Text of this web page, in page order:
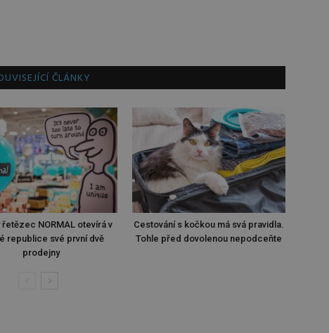
ČLÁNKY
řetězec NORMAL otevírá v
republice své první dvě
prodejny
Cestování s kočkou má svá pravidla.
Tohle před dovolenou nepodceňte